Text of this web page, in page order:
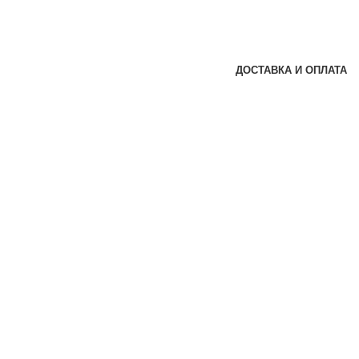
ДОСТАВКА И ОПЛАТА